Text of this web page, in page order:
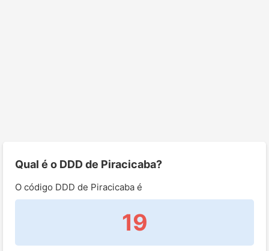
Qual é o DDD de Piracicaba?
O código DDD de Piracicaba é
19